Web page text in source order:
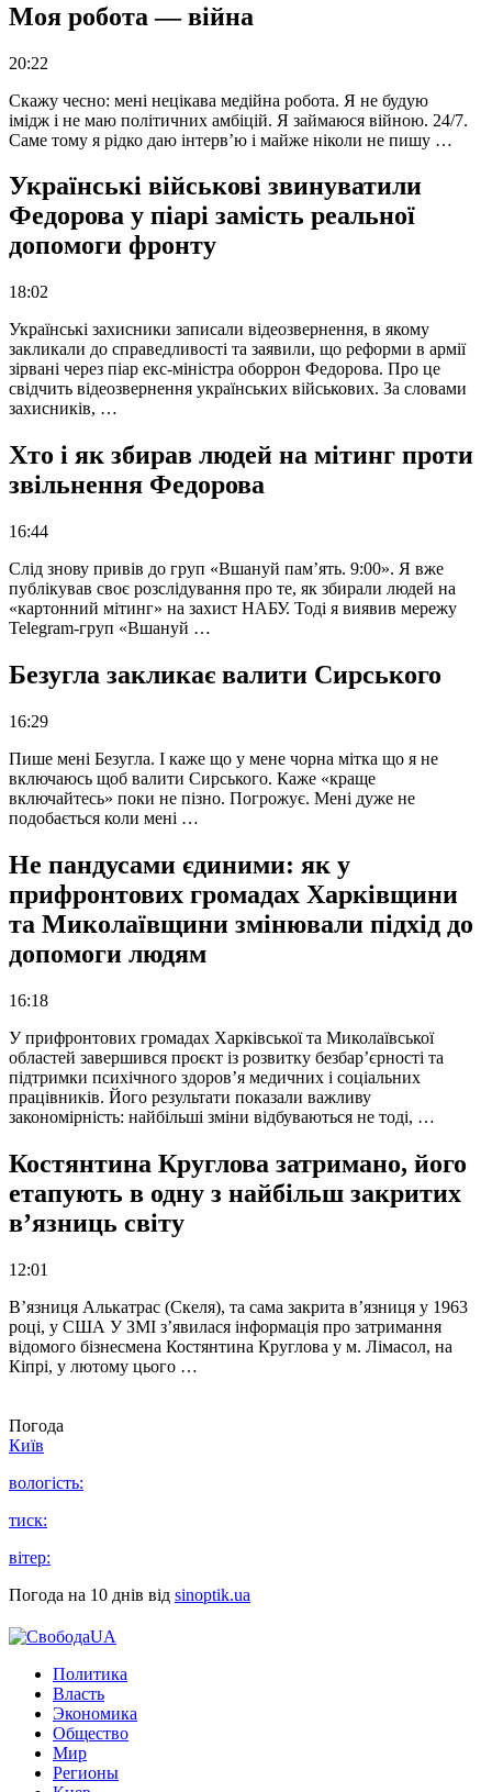
Моя робота — війна
20:22
Скажу чесно: мені нецікава медійна робота. Я не будую
імідж і не маю політичних амбіцій. Я займаюся війною. 24/7.
Саме тому я рідко даю інтерв’ю і майже ніколи не пишу …
Українські військові звинуватили
Федорова у піарі замість реальної
допомоги фронту
18:02
Українські захисники записали відеозвернення, в якому
закликали до справедливості та заявили, що реформи в армії
зірвані через піар екс-міністра оборрон Федорова. Про це
свідчить відеозвернення українських військових. За словами
захисників, …
Хто і як збирав людей на мітинг проти
звільнення Федорова
16:44
Слід знову привів до груп «Вшануй пам’ять. 9:00». Я вже
публікував своє розслідування про те, як збирали людей на
«картонний мітинг» на захист НАБУ. Тоді я виявив мережу
Telegram-груп «Вшануй …
Безугла закликає валити Сирського
16:29
Пише мені Безугла. І каже що у мене чорна мітка що я не
включаюсь щоб валити Сирського. Каже «краще
включайтесь» поки не пізно. Погрожує. Мені дуже не
подобається коли мені …
Не пандусами єдиними: як у
прифронтових громадах Харківщини
та Миколаївщини змінювали підхід до
допомоги людям
16:18
У прифронтових громадах Харківської та Миколаївської
областей завершився проєкт із розвитку безбар’єрності та
підтримки психічного здоров’я медичних і соціальних
працівників. Його результати показали важливу
закономірність: найбільші зміни відбуваються не тоді, …
Костянтина Круглова затримано, його
етапують в одну з найбільш закритих
в’язниць світу
12:01
В’язниця Алькатрас (Скеля), та сама закрита в’язниця у 1963
році, у США У ЗМІ з’явилася інформація про затримання
відомого бізнесмена Костянтина Круглова у м. Лімасол, на
Кіпрі, у лютому цього …
Погода
Київ
вологість:
тиск:
вітер:
Погода на 10 днів від sinoptik.ua
Политика
Власть
Экономика
Общество
Мир
Регионы